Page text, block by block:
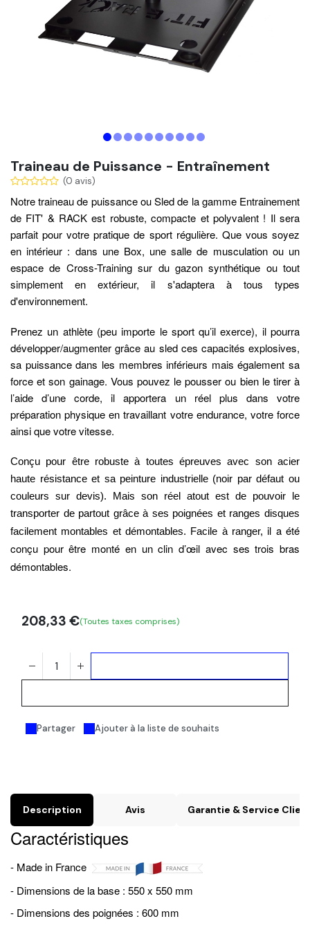
Traineau de Puissance - Entraînement
(0 avis)
Notre traineau de puissance ou Sled de la gamme Entrainement
de FIT' & RACK est robuste, compacte et polyvalent ! Il sera
parfait pour votre pratique de sport régulière. Que vous soyez
en intérieur : dans une Box, une salle de musculation ou un
espace de Cross-Training sur du gazon synthétique ou tout
simplement en extérieur, il s'adaptera à tous types
d'environnement.
Prenez un athlète (peu importe le sport qu’il exerce), il pourra
développer/augmenter grâce au sled ces capacités explosives,
sa puissance dans les membres inférieurs mais également sa
force et son gainage. Vous pouvez le pousser ou bien le tirer à
l’aide d’une corde, il apportera un réel plus dans votre
préparation physique en travaillant votre endurance, votre force
ainsi que votre vitesse.
Conçu pour être robuste à toutes épreuves avec son acier
haute résistance et sa peinture industrielle (noir par défaut ou
couleurs sur devis). Mais son réel atout est de pouvoir le
transporter de partout grâce à ses poignées et ranges disques
facilement montables et démontables. Facile à ranger,il a été
conçu pour être monté en un clin d’œil avec ses trois bras
démontables.
Partager Ajouter à la liste de souhaits
208,33 €(Toutes taxes comprises)
Description Avis Garantie & Service
Caractéristiques
- Made in France
- Dimensions de la base : 550 x 550 mm
- Dimensions des poignées : 600 mm